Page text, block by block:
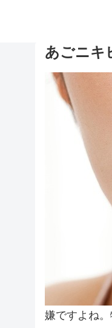
あごニキ
嫌ですよね